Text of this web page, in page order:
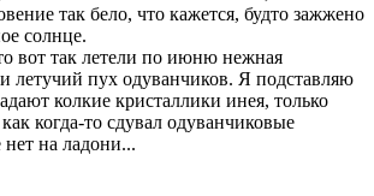
так бело, что кажется, будто зажжено
солнце.
вот так летели по июню нежная
летучий пух одуванчиков. Я подставляю
колкие кристаллики инея, только
когда-то сдувал одуванчиковые
на ладони...